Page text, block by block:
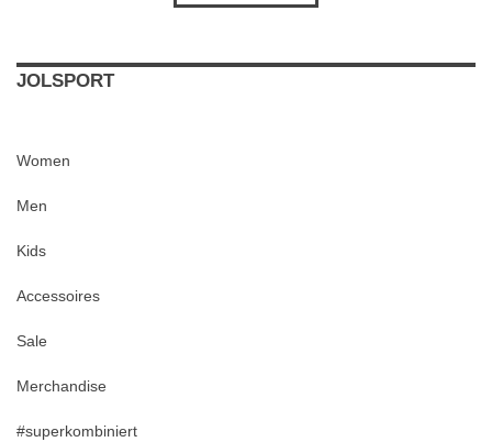
JOLSPORT
Women
Men
Kids
Accessoires
Sale
Merchandise
#superkombiniert